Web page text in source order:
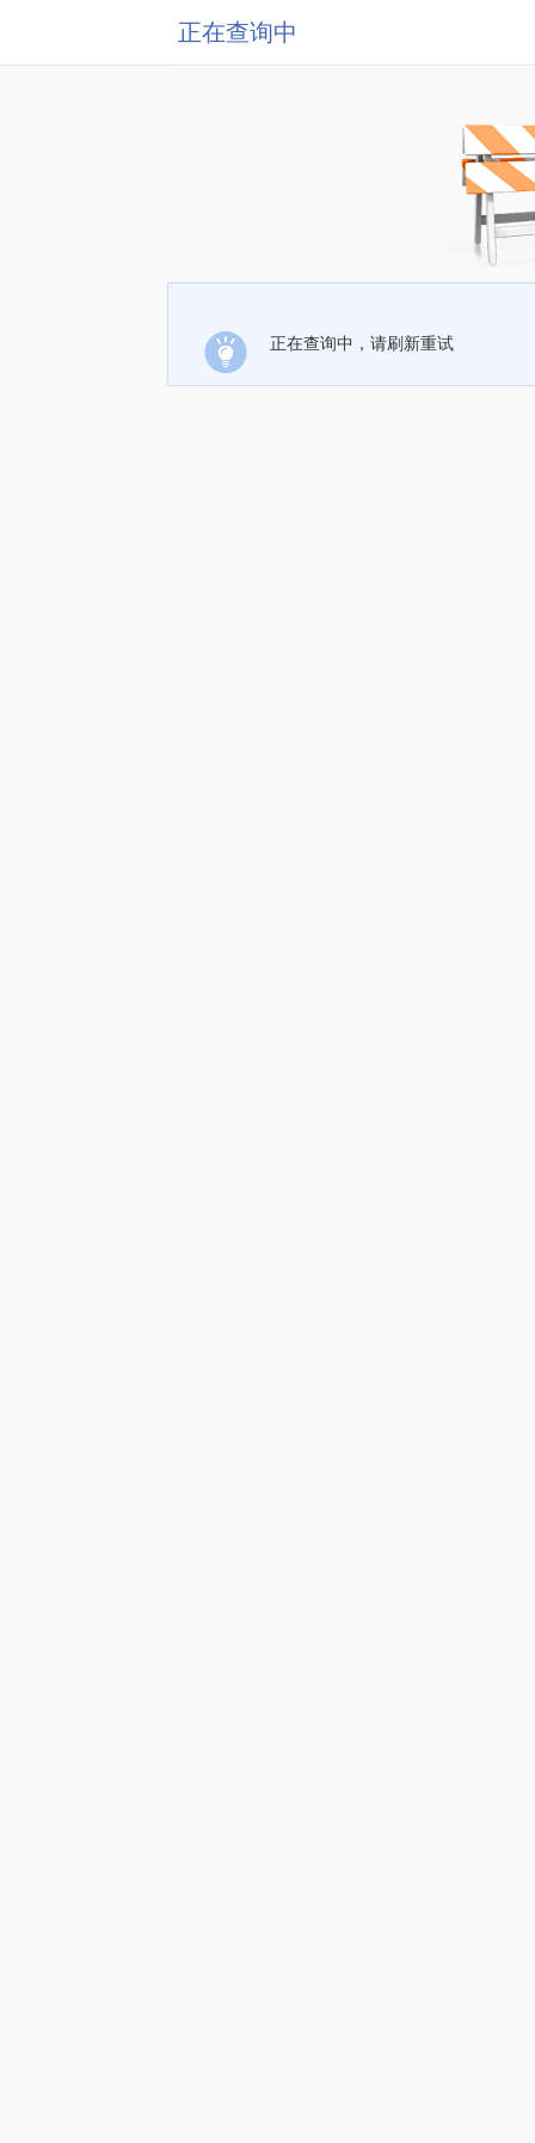
正在查询中
正在查询中，请刷新重试